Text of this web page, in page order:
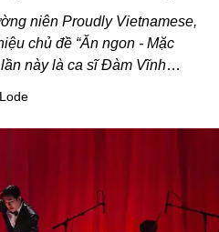
niên Proudly Vietnamese,
chủ đề “Ăn ngon - Mặc
này là ca sĩ Đàm Vĩnh
ấn Indochine hoài niệm, thu